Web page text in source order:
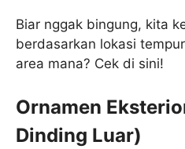
Biar nggak bingung, kita
berdasarkan lokasi
area mana? Cek di sini!
Ornamen
Dinding Luar)